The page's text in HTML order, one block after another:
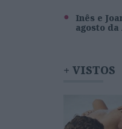
Inês e
agosto da
+ VISTOS